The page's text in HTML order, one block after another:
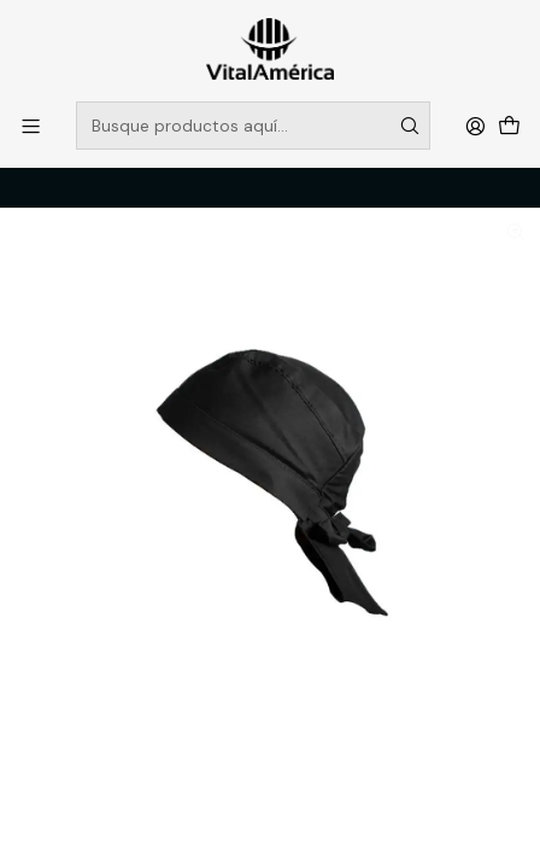
POR SISTEMA FRONTAL SOLO RETIROS EN TIENDA, DESDE
MUCHAS GRACIAS +569 5956 2237
Leer más
Catálogo
VESTIMENTA TECNICA Y CORPORATIVA
ACCESORIOS
BANDANA GABARDINA NEGRO